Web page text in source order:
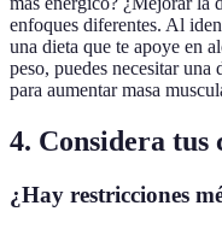
enfoques diferentes. Al
una dieta que te apoye en
peso, puedes necesitar una
para aumentar masa
4. Considera tus
¿Hay restricciones